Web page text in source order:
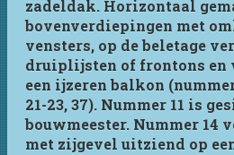
zadeldak. Horizontaal
bovenverdiepingen met
vensters, op de beletage
druiplijsten of frontons en
een ijzeren balkon (nummer
21-23, 37). Nummer 11 is
bouwmeester. Nummer 14
met zijgevel uitziend op